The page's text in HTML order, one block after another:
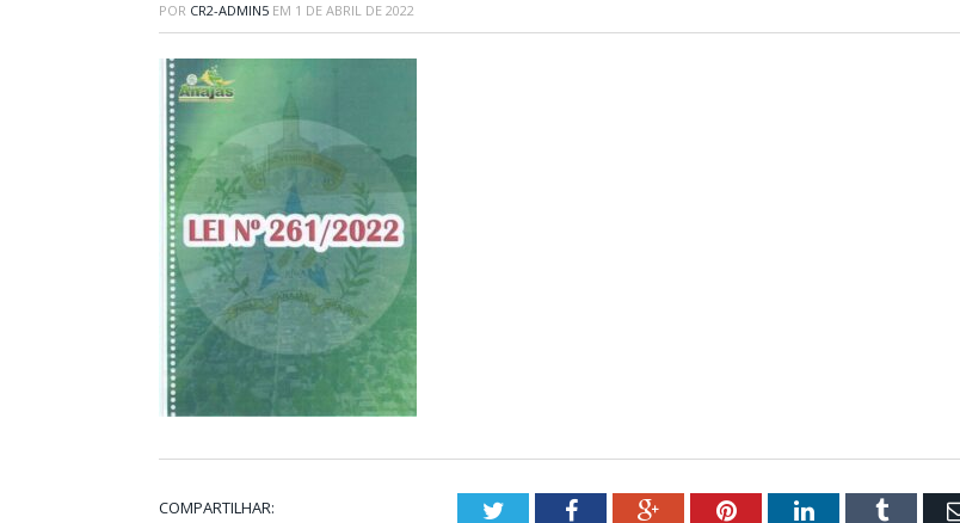
POR CR2-ADMIN5 EM 1 DE ABRIL DE 2022
COMPARTILHAR: TwitterFacebookGoogle+PinterestLinkedInTumblr